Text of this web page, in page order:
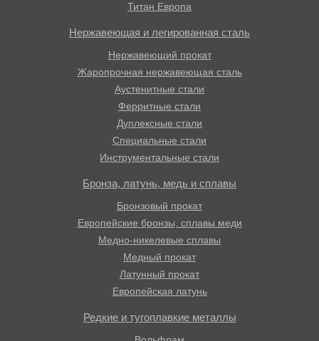
Титан Европа
Нержавеющая и легированная сталь
Нержавеющий прокат
Жаропрочная нержавеющая сталь
Аустенитные стали
Ферритные стали
Дуплексные стали
Специальные стали
Инструментальные стали
Бронза, латунь, медь и сплавы
Бронзовый прокат
Европейские бронзы, сплавы меди
Медно-никелевые сплавы
Медный прокат
Латунный прокат
Европейская латунь
Редкие и тугоплавкие металлы